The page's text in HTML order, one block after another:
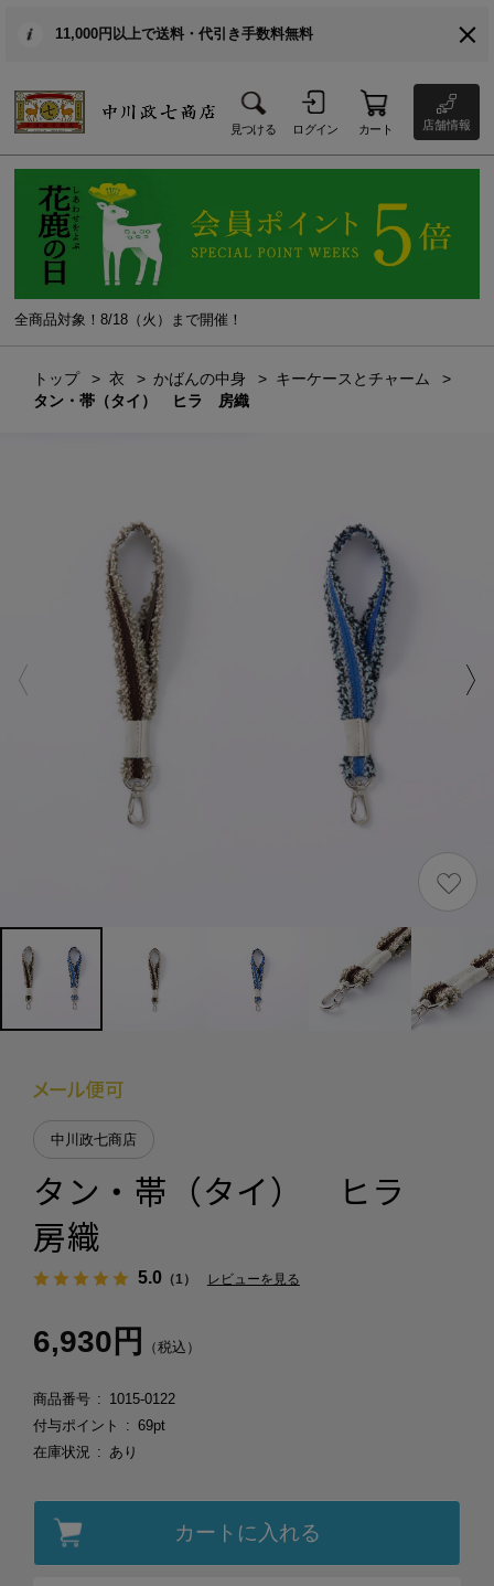
11,000円以上で送料・代引き手数料無料
見つける ログイン カート 店舗情報
全商品対象！8/18（火）まで開催！
トップ 衣 かばんの中身
キーケースとチャーム
タン・帯（タイ） ヒラ 房織
中川政七商店
タン・帯（タイ） ヒラ
房織
5.0（1） レビューを見る
6,930円 （税込）
商品番号
1015-0122
付与ポイント
69pt
在庫状況
あり
カートに入れる